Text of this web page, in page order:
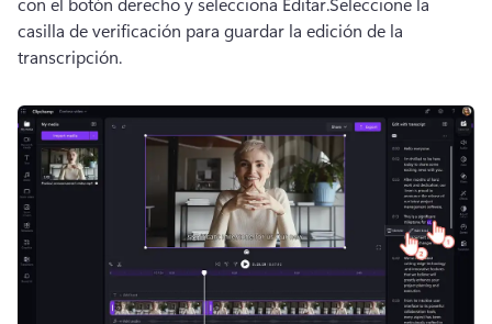
casilla de verificación para guardar la edición de la
transcripción.